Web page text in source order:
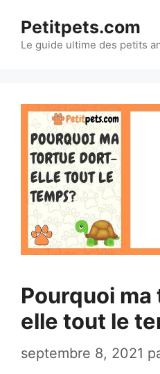
contenu
Petitpets.com
Le guide ultime des petits
Pourquoi
elle tout le
septembre 8, 2021